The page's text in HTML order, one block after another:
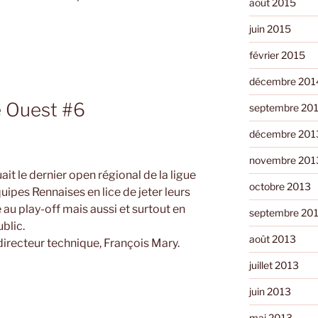
Ouest #6
le dernier open régional de la ligue
Rennaises en lice de jeter leurs
play-off mais aussi et surtout en
technique, François Mary.
juin 2015
février 2015
décembre
septembre
décembre
novembre
octobre 2013
septembre
août 2013
juillet 2013
juin 2013